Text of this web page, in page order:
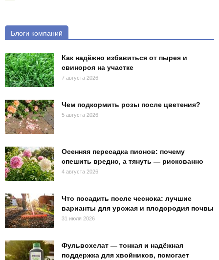
Блоги компаний
Как надёжно избавиться от пырея и
свинороя на участке
7 августа 2026
Чем подкормить розы после цветения?
5 августа 2026
Осенняя пересадка пионов: почему
спешить вредно, а тянуть — рискованно
4 августа 2026
Что посадить после чеснока: лучшие
варианты для урожая и плодородия почвы
31 июля 2026
Фульвохелат — тонкая и надёжная
поддержка для хвойников, помогает